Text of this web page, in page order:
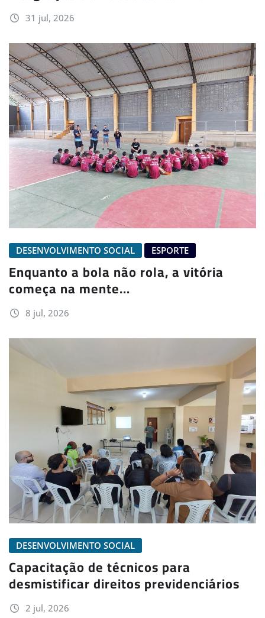
31 jul, 2026
DESENVOLVIMENTO SOCIAL ESPORTE
Enquanto a bola não rola, a vitória
começa na mente…
8 jul, 2026
DESENVOLVIMENTO SOCIAL
Capacitação de técnicos para
desmistificar direitos previdenciários
2 jul, 2026